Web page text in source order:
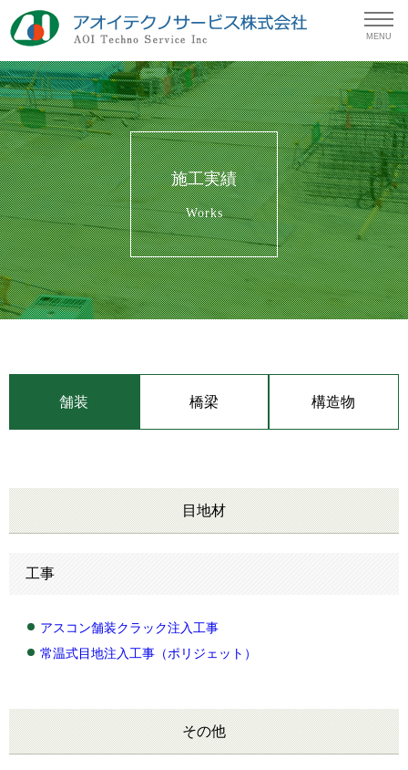
MENU
施工実績
Works
舗装
目地材
工事
アスコン舗装クラック注入工事
常温式目地注入工事（ポリジェット）
その他
橋梁 構造物